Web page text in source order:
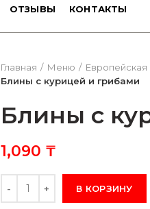
ОТЗЫВЫ КОНТАКТЫ
Главная Меню Европейская
Блины с курицей и грибами
Блины с
1,090 ₸
Количество
В КОРЗИНУ